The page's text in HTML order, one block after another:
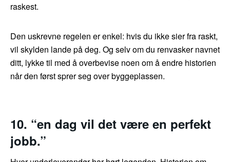
raskest.
Den uskrevne regelen er enkel: hvis du ikke sier fra raskt,
vil skylden lande på deg. Og selv om du renvasker navnet
ditt, lykke til med å overbevise noen om å endre historien
når den først sprer seg over byggeplassen.
10. “en dag vil det være en perfekt
jobb.”